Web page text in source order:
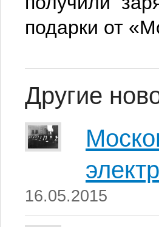
подарки от
Другие
16.05.2015